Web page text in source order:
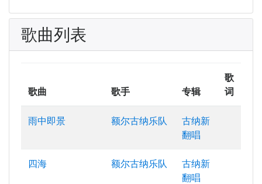
歌曲列表
歌曲 歌手 专辑
歌
词
雨中即景 额尔古纳乐队
古纳新
翻唱
四海 额尔古纳乐队
古纳新
翻唱